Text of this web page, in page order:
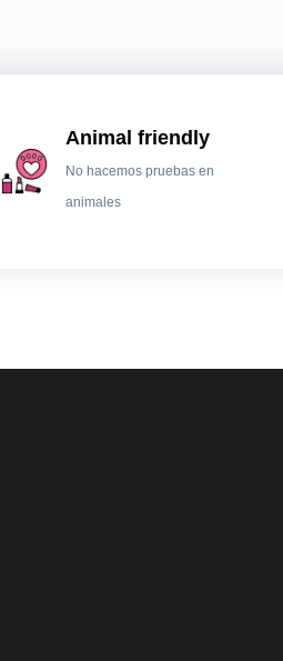
Animal friendly
No hacemos pruebas en
animales